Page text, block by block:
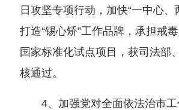
日攻坚专项行动，加快“一中心、
打造“锡心矫”工作品牌，承担戒
国家标准化试点项目，获司法部
核通过。
4、加强党对全面依法治市工